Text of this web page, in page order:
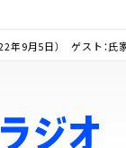
年9月5日） ゲスト：氏